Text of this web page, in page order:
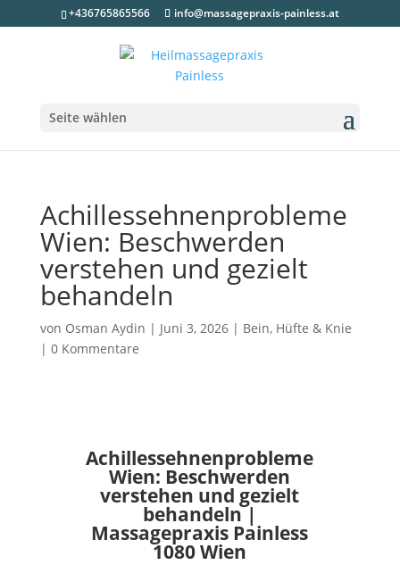
+436765865566 info@massagepraxis-painless.at
Seite wählen
Achillessehnenprobleme
Wien: Beschwerden
verstehen und gezielt
behandeln
von Osman Aydin | Juni 3, 2026| Bein, Hüfte & Knie
| 0 Kommentare
Achillessehnenprobleme
Wien: Beschwerden
verstehen und gezielt
behandeln |
Massagepraxis Painless
1080 Wien